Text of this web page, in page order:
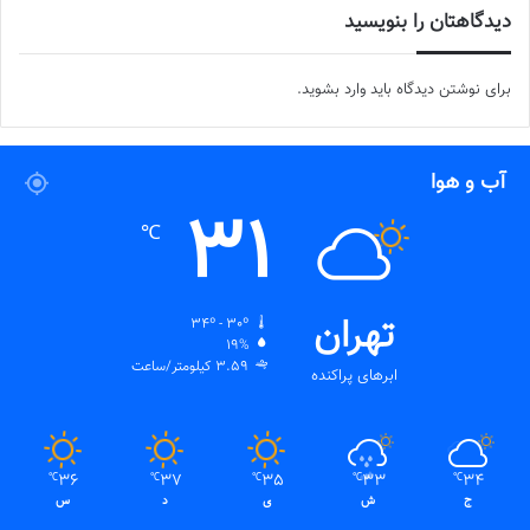
دیدگاهتان را بنویسید
برای نوشتن دیدگاه باید وارد بشوید.
آب و هوا
تهران
ابرهای پراکنده
31
℃
19%
3.59 کیلومتر/ساعت
34
℃
ج
33
℃
ش
35
℃
ی
37
℃
د
36
℃
س